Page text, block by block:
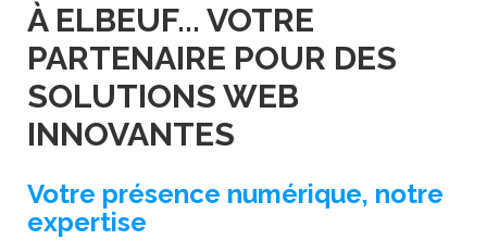
À ELBEUF... VOTRE
PARTENAIRE POUR DES
SOLUTIONS WEB
INNOVANTES
Votre présence numérique, notre
expertise